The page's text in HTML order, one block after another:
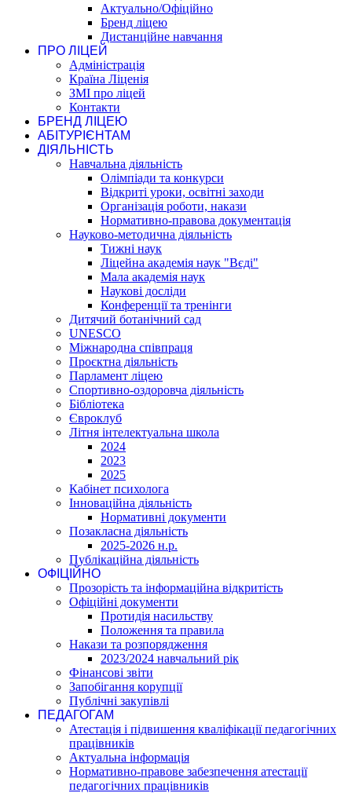
Актуально/Офіційно
Бренд ліцею
Дистанційне навчання
ПРО ЛІЦЕЙ
Адміністрація
Країна Ліценія
ЗМІ про ліцей
Контакти
БРЕНД ЛІЦЕЮ
АБІТУРІЄНТАМ
ДІЯЛЬНІСТЬ
Навчальна діяльність
Олімпіади та конкурси
Відкриті уроки, освітні заходи
Організація роботи, накази
Нормативно-правова документація
Науково-методична діяльність
Тижні наук
Ліцейна академія наук "Вєді"
Мала академія наук
Наукові досліди
Конференції та тренінги
Дитячий ботанічний сад
UNESCO
Міжнародна співпраця
Проєктна діяльність
Парламент ліцею
Спортивно-оздоровча діяльність
Бібліотека
Євроклуб
Літня інтелектуальна школа
2024
2023
2025
Кабінет психолога
Інноваційна діяльність
Нормативні документи
Позакласна діяльність
2025-2026 н.р.
Публікаційна діяльність
ОФІЦІЙНО
Прозорість та інформаційна відкритість
Офіційні документи
Протидія насильству
Положення та правила
Накази та розпорядження
2023/2024 навчальний рік
Фінансові звіти
Запобігання корупції
Публічні закупівлі
ПЕДАГОГАМ
Атестація і підвишення кваліфікації педагогічних
працівників
Актуальна інформація
Нормативно-правове забезпечення атестації
педагогічних працівників